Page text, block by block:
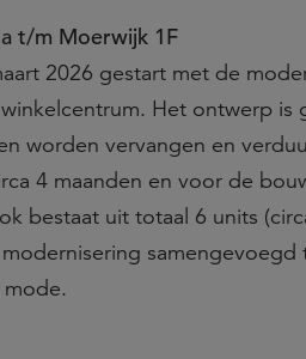
t/m Moerwijk 1F
2026 gestart met de
Het ontwerp is
worden vervangen en
4 maanden en voor de
bestaat uit totaal 6 units